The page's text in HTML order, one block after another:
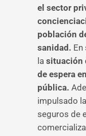
el sector
población
sanidad. En
la situación
de espera
pública.
impulsado
seguros de